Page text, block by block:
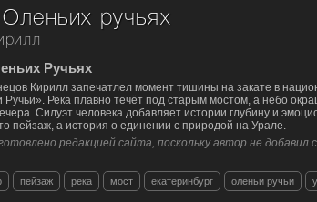
ручьях
Ручьях
Кирилл запечатлел момент тишины на закате в
Ручьи». Река плавно течёт под старым мостом, а небо
Силуэт человека добавляет истории глубину и
пейзаж, а история о единении с природой на Урале.
редакцией сайта, поскольку автор не добавил
пейзаж река мост екатеринбург оленьи ручьи